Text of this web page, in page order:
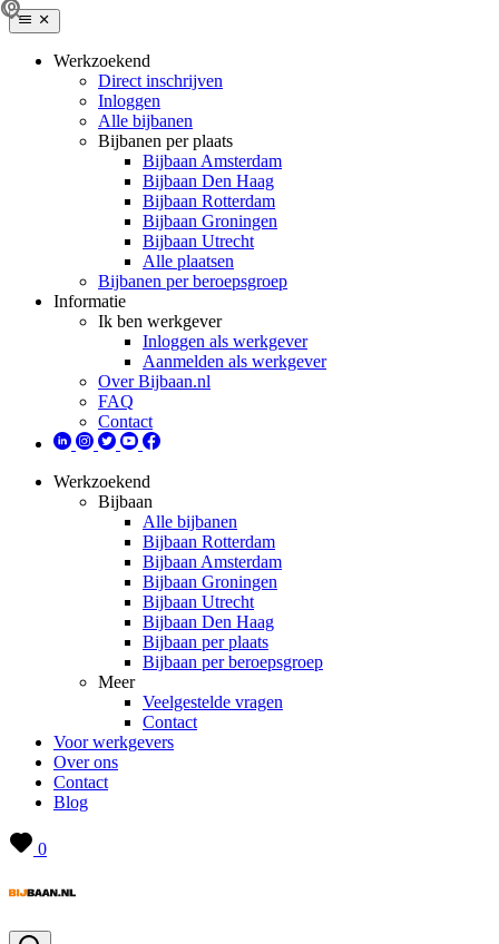
Werkzoekend
Direct inschrijven
Inloggen
Alle bijbanen
Bijbanen per plaats
Bijbaan Amsterdam
Bijbaan Den Haag
Bijbaan Rotterdam
Bijbaan Groningen
Bijbaan Utrecht
Alle plaatsen
Bijbanen per beroepsgroep
Informatie
Ik ben werkgever
Inloggen als werkgever
Aanmelden als werkgever
Over Bijbaan.nl
FAQ
Contact
Werkzoekend
Bijbaan
Alle bijbanen
Bijbaan Rotterdam
Bijbaan Amsterdam
Bijbaan Groningen
Bijbaan Utrecht
Bijbaan Den Haag
Bijbaan per plaats
Bijbaan per beroepsgroep
Meer
Veelgestelde vragen
Contact
Voor werkgevers
Over ons
Contact
Blog
0